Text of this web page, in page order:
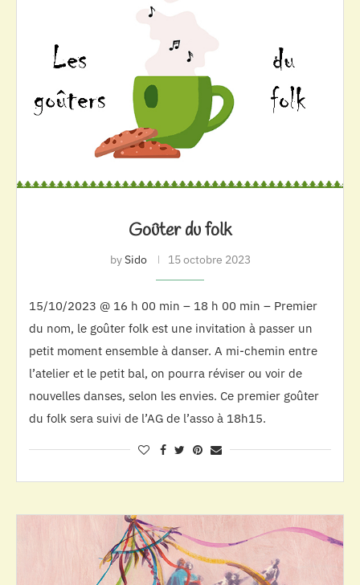
Goûter du folk
bySido 15 octobre 2023
15/10/2023 @ 16 h 00 min – 18 h 00 min – Premier
du nom, le goûter folk est une invitation à passer un
petit moment ensemble à danser. A mi-chemin entre
l’atelier et le petit bal, on pourra réviser ou voir de
nouvelles danses, selon les envies. Ce premier goûter
du folk sera suivi de l’AG de l’asso à 18h15.